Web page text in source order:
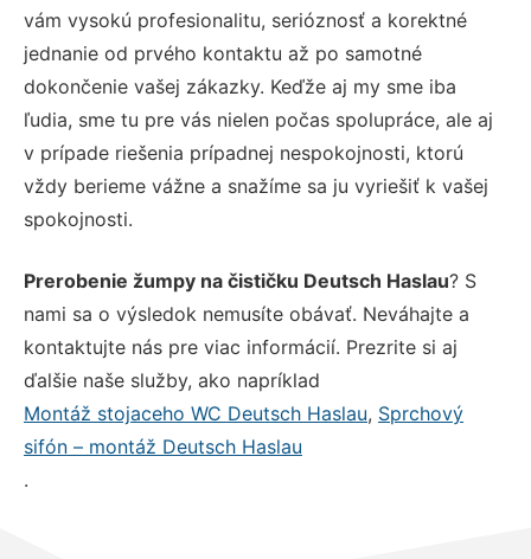
vám vysokú profesionalitu, serióznosť a korektné
jednanie od prvého kontaktu až po samotné
dokončenie vašej zákazky. Keďže aj my sme iba
ľudia, sme tu pre vás nielen počas spolupráce, ale aj
v prípade riešenia prípadnej nespokojnosti, ktorú
vždy berieme vážne a snažíme sa ju vyriešiť k vašej
spokojnosti.
Prerobenie žumpy na čističku Deutsch Haslau? S
nami sa o výsledok nemusíte obávať. Neváhajte a
kontaktujte nás pre viac informácií. Prezrite si aj
ďalšie naše služby, ako napríklad
Montáž stojaceho WC Deutsch Haslau, Sprchový
sifón – montáž Deutsch Haslau
.